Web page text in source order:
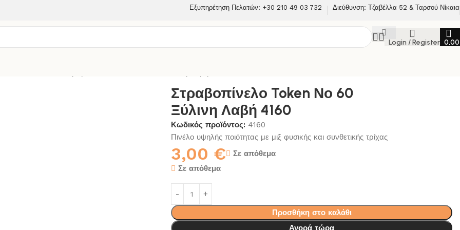
Εξυπηρέτηση Πελατών: +30 210 49 03 732 Διεύθυνση: Τζαβέλλα 52 & Ταρσού Νίκαια
Login / Register
Στραβοπίνελο Token Νο 60
Ξύλινη Λαβή 4160
Κωδικός προϊόντος: 4160
Πινέλο υψηλής ποιότητας με μιξ φυσικής και συνθετικής τρίχας
3,00 €
Σε απόθεμα
Σε απόθεμα
Προσθήκη στο καλάθι
Αγορά τώρα